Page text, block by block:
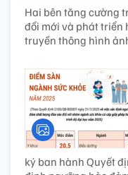
Hai bên tăng cường
đổi mới và phát triển
truyền thông hình
ký ban hành Quyết